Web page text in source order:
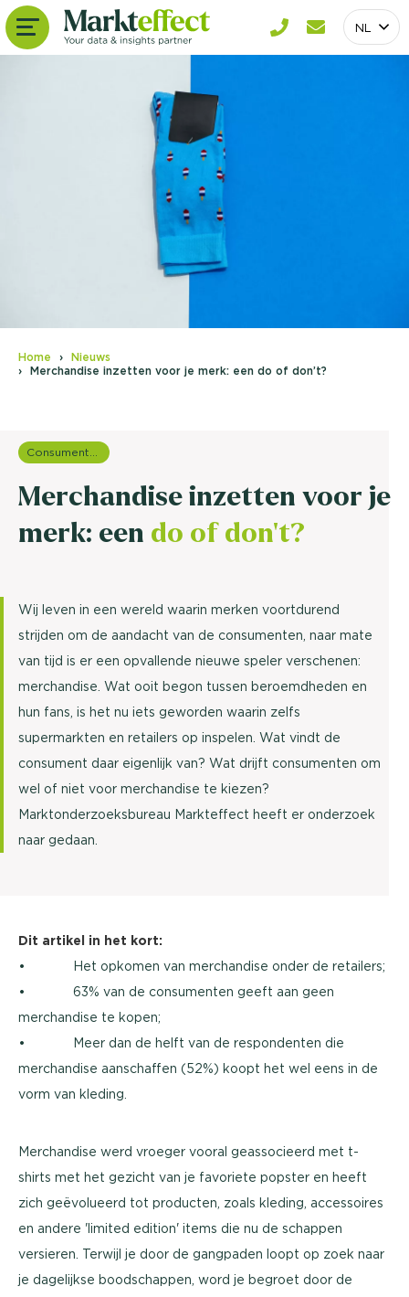
NL
Home
Nieuws
Merchandise inzetten voor je merk: een do of don’t?
Merchandise inzetten voor je
merk: een do of don’t?
Wij leven in een wereld waarin merken voortdurend
strijden om de aandacht van de consumenten, naar mate
van tijd is er een opvallende nieuwe speler verschenen:
merchandise. Wat ooit begon tussen beroemdheden en
hun fans, is het nu iets geworden waarin zelfs
supermarkten en retailers op inspelen. Wat vindt de
consument daar eigenlijk van? Wat drijft consumenten om
wel of niet voor merchandise te kiezen?
Marktonderzoeksbureau Markteffect heeft er onderzoek
naar gedaan.
Dit artikel in het kort:
• Het opkomen van merchandise onder de retailers;
• 63% van de consumenten geeft aan geen
merchandise te kopen;
• Meer dan de helft van de respondenten die
merchandise aanschaffen (52%) koopt het wel eens in de
vorm van kleding.
Merchandise werd vroeger vooral geassocieerd met t-
shirts met het gezicht van je favoriete popster en heeft
zich geëvolueerd tot producten, zoals kleding, accessoires
en andere 'limited edition' items die nu de schappen
versieren. Terwijl je door de gangpaden loopt op zoek naar
je dagelijkse boodschappen, word je begroet door de